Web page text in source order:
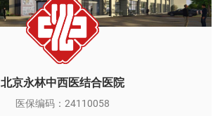
北京永林中西医结合医院
医保编码：24110058